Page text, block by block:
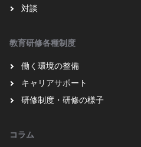
対談
教育研修各種制度
働く環境の整備
キャリアサポート
研修制度・研修の様子
コラム